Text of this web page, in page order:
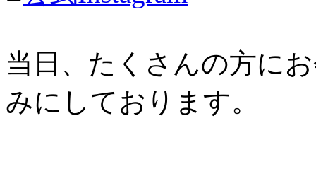
当日、たくさんの方に
みにしております。